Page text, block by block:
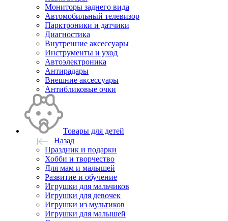
Мониторы заднего вида
Автомобильный телевизор
Парктроники и датчики
Диагностика
Внутренние аксессуары
Инструменты и уход
Автоэлектроника
Антирадары
Внешние аксессуары
Антибликовые очки
Товары для детей
Назад
Праздник и подарки
Хобби и творчество
Для мам и малышей
Развитие и обучение
Игрушки для мальчиков
Игрушки для девочек
Игрушки из мультиков
Игрушки для малышей